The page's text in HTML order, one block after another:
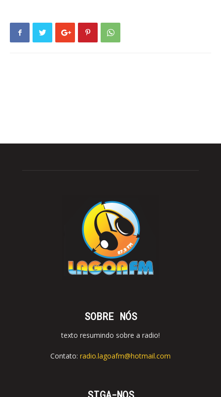
SOBRE NÓS
texto resumindo sobre a radio!
Contato: radio.lagoafm@hotmail.com